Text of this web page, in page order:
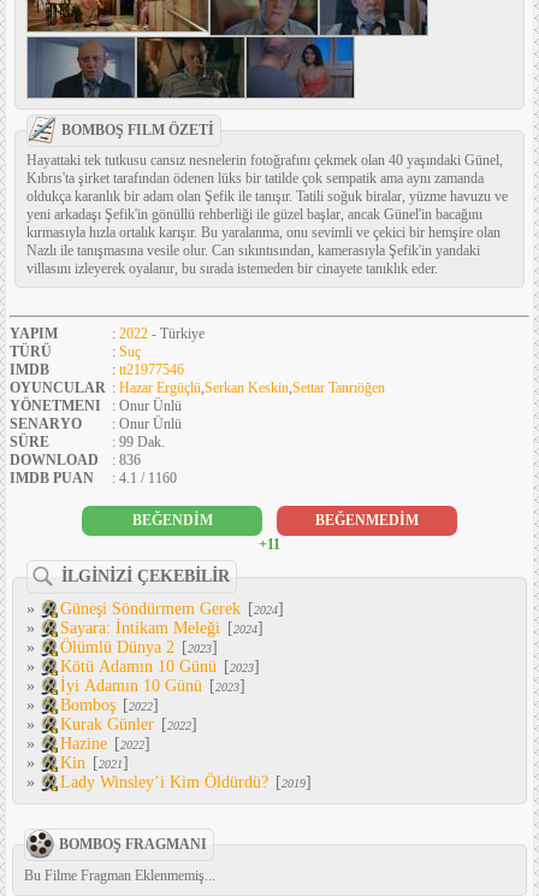
BOMBOŞ FILM ÖZETİ
Hayattaki tek tutkusu cansız nesnelerin fotoğrafını çekmek olan 40 yaşındaki Günel,
Kıbrıs'ta şirket tarafından ödenen lüks bir tatilde çok sempatik ama aynı zamanda
oldukça karanlık bir adam olan Şefik ile tanışır. Tatili soğuk biralar, yüzme havuzu ve
yeni arkadaşı Şefik'in gönüllü rehberliği ile güzel başlar, ancak Günel'in bacağını
kırmasıyla hızla ortalık karışır. Bu yaralanma, onu sevimli ve çekici bir hemşire olan
Nazlı ile tanışmasına vesile olur. Can sıkıntısından, kamerasıyla Şefik'in yandaki
villasını izleyerek oyalanır, bu sırada istemeden bir cinayete tanıklık eder.
YAPIM : 2022 - Türkiye
TÜRÜ
: Suç
IMDB
: tt21977546
OYUNCULAR : Hazar Ergüçlü,Serkan Keskin,Settar Tanrıöğen
YÖNETMENI
: Onur Ünlü
SENARYO
: Onur Ünlü
SÜRE
: 99 Dak.
DOWNLOAD
: 836
IMDB PUAN
: 4.1 / 1160
BEĞENDİM
BEĞENMEDİM
+11
İLGİNİZİ ÇEKEBİLİR
»
Güneşi Söndürmem Gerek [2024]
»
Sayara: İntikam Meleği [2024]
»
Ölümlü Dünya 2 [2023]
»
Kötü Adamın 10 Günü [2023]
»
İyi Adamın 10 Günü [2023]
»
Bomboş [2022]
»
Kurak Günler [2022]
»
Hazine [2022]
»
Kin [2021]
»
Lady Winsley’i Kim Öldürdü? [2019]
BOMBOŞ FRAGMANI
Bu Filme Fragman Eklenmemiş...